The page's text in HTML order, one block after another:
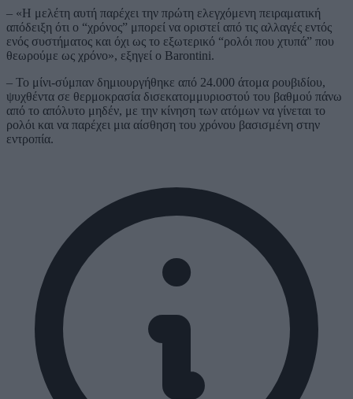
– «Η μελέτη αυτή παρέχει την πρώτη ελεγχόμενη πειραματική
απόδειξη ότι ο “χρόνος” μπορεί να οριστεί από τις αλλαγές εντός
ενός συστήματος και όχι ως το εξωτερικό “ρολόι που χτυπά” που
θεωρούμε ως χρόνο», εξηγεί ο Barontini.
– Το μίνι-σύμπαν δημιουργήθηκε από 24.000 άτομα ρουβιδίου,
ψυχθέντα σε θερμοκρασία δισεκατομμυριοστού του βαθμού πάνω
από το απόλυτο μηδέν, με την κίνηση των ατόμων να γίνεται το
ρολόι και να παρέχει μια αίσθηση του χρόνου βασισμένη στην
εντροπία.